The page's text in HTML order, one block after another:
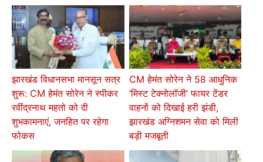
झारखंड विधानसभा मानसून सत्र
शुरू: CM हेमंत सोरेन ने स्पीकर
रवींद्रनाथ महतो को दी
शुभकामनाएं, जनहित पर रहेगा
फोकस
CM हेमंत सोरेन ने 58 आधुनिक
‘मिस्ट टेक्नोलॉजी’ फायर टेंडर
वाहनों को दिखाई हरी झंडी,
झारखंड अग्निशमन सेवा को मिली
बड़ी मजबूती